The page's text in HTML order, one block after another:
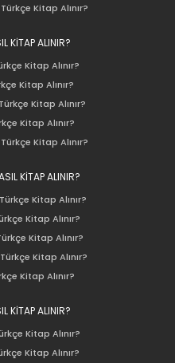
Kitap Alınır?
KİTAP ALINIR?
Kitap Alınır?
Kitap Alınır?
Kitap Alınır?
Kitap Alınır?
Kitap Alınır?
KİTAP ALINIR?
Kitap Alınır?
Kitap Alınır?
Kitap Alınır?
Kitap Alınır?
Kitap Alınır?
KİTAP ALINIR?
Kitap Alınır?
Kitap Alınır?